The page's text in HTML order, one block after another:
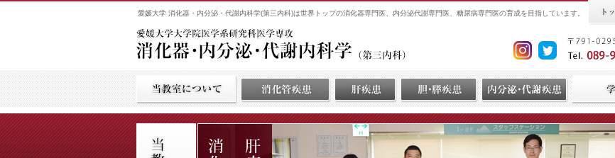
愛媛大学 消化器・内分泌・代謝内科学(第三内科)は世界トップの消化器専門医、内分泌代謝専門医、糖尿病専門医の育成を目指しています。